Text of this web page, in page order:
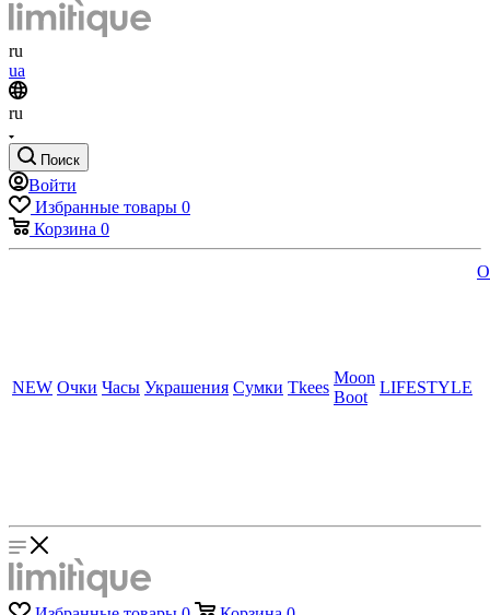
ru
ua
ru
Поиск
Войти
Избранные товары 0
Корзина 0
NEW Очки Часы Украшения Сумки Tkees
Moon
Boot
LIFESTYLE